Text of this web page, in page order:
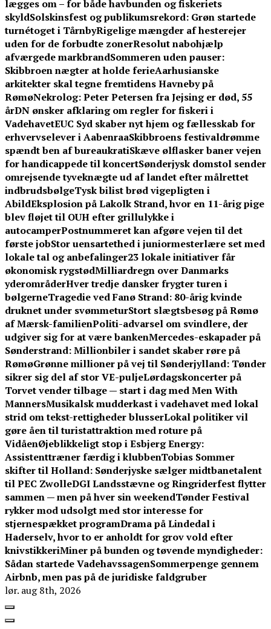
lægges om – for både havbunden og fiskeriets
skyldSolskinsfest og publikumsrekord: Grøn startede
turnétoget i TårnbyRigelige mængder af hesterejer
uden for de forbudte zonerResolut nabohjælp
afværgede markbrandSommeren uden pauser:
Skibbroen nægter at holde ferieAarhusianske
arkitekter skal tegne fremtidens Havneby på
RømøNekrolog: Peter Petersen fra Jejsing er død, 55
årDN ønsker afklaring om regler for fiskeri i
VadehavetEUC Syd skaber nyt hjem og fællesskab for
erhvervselever i AabenraaSkibbroens festivaldrømme
spændt ben af bureaukratiSkæve ølflasker baner vejen
for handicappede til koncertSønderjysk domstol sender
omrejsende tyveknægte ud af landet efter målrettet
indbrudsbølgeTysk bilist brød vigepligten i
AbildEksplosion på Lakolk Strand, hvor en 11-årig pige
blev fløjet til OUH efter grillulykke i
autocamperPostnummeret kan afgøre vejen til det
første jobStor uensartethed i juniormesterlære set med
lokale tal og anbefalinger23 lokale initiativer får
økonomisk rygstødMilliardregn over Danmarks
yderområderHver tredje dansker frygter turen i
bølgerneTragedie ved Fanø Strand: 80-årig kvinde
druknet under svømmeturStort slægtsbesøg på Rømø
af Mærsk-familienPoliti-advarsel om svindlere, der
udgiver sig for at være bankenMercedes-eskapader på
Sønderstrand: Millionbiler i sandet skaber røre på
RømøGrønne millioner på vej til Sønderjylland: Tønder
sikrer sig del af stor VE-puljeLørdagskoncerter på
Torvet vender tilbage — start i dag med Men With
MannersMusikalsk mudderkast i vadehavet med lokal
strid om tekst-rettigheder blusserLokal politiker vil
gøre åen til turistattraktion med roture på
VidåenØjeblikkeligt stop i Esbjerg Energy:
Assistenttræner færdig i klubbenTobias Sommer
skifter til Holland: Sønderjyske sælger midtbanetalent
til PEC ZwolleDGI Landsstævne og Ringriderfest flytter
sammen — men på hver sin weekendTønder Festival
rykker mod udsolgt med stor interesse for
stjernespækket programDrama på Lindedal i
Haderselv, hvor to er anholdt for grov vold efter
knivstikkeriMiner på bunden og tøvende myndigheder:
Sådan startede VadehavssagenSommerpenge gennem
Airbnb, men pas på de juridiske faldgruber
lør. aug 8th, 2026